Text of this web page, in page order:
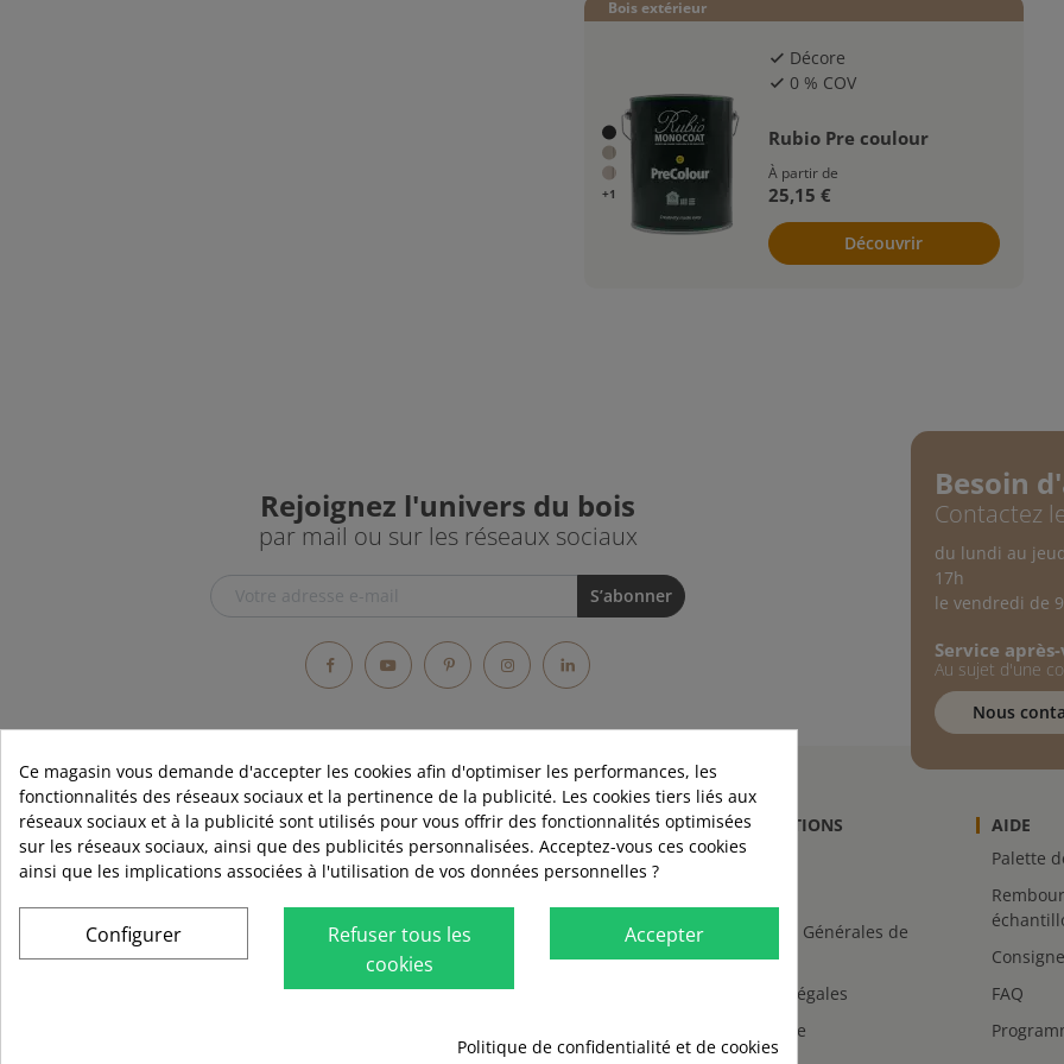
Cortado
Linen
Macchiato
Midnight Sky
Mocha - juste pour chêne
Bois extérieur
+1
check Décore
check 0 % COV
Rubio Pre coulour
À partir de
25,15 €
Découvrir
Rejoignez l'univers du bois
par mail ou sur les réseaux sociaux
FacebookYouTubePinterestInstagramLinkedIn
Besoin
Contactez
du lundi au
17h
le vendredi de
Service
Au sujet d'une
Nous
RUBIO
Qui sommes-nous
Blog
INFORMATIONS
Livraison
Conditions Générales de
Vente
Mentions légales
Plan du site
AIDE
Palette
FAQ
Ce magasin vous demande d'accepter les cookies afin d'optimiser les performances, les
fonctionnalités des réseaux sociaux et la pertinence de la publicité. Les cookies tiers liés aux
réseaux sociaux et à la publicité sont utilisés pour vous offrir des fonctionnalités optimisées
sur les réseaux sociaux, ainsi que des publicités personnalisées. Acceptez-vous ces cookies
ainsi que les implications associées à l'utilisation de vos données personnelles ?
Accepter
Refuser tous les
cookies
Configurer
Politique de confidentialité et de cookies